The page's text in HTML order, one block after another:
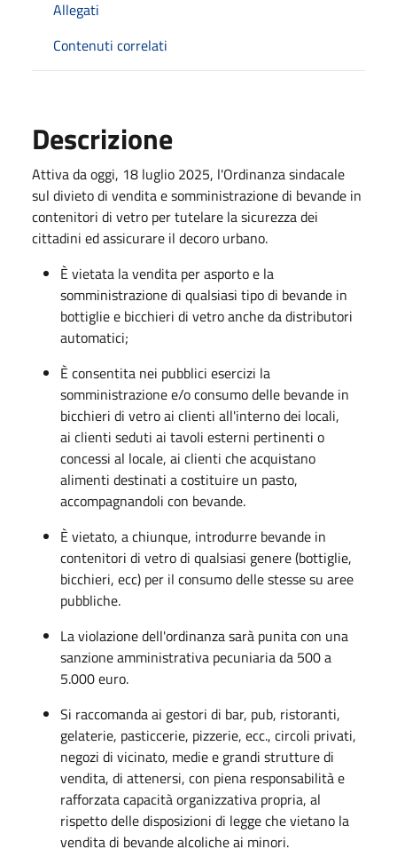
Allegati
Contenuti correlati
Descrizione
Attiva da oggi, 18 luglio 2025, l'Ordinanza sindacale
sul divieto di vendita e somministrazione di bevande in
contenitori di vetro per tutelare la sicurezza dei
cittadini ed assicurare il decoro urbano.
È vietata la vendita per asporto e la
somministrazione di qualsiasi tipo di bevande in
bottiglie e bicchieri di vetro anche da distributori
automatici;
È consentita nei pubblici esercizi la
somministrazione e/o consumo delle bevande in
bicchieri di vetro ai clienti all'interno dei locali,
ai clienti seduti ai tavoli esterni pertinenti o
concessi al locale, ai clienti che acquistano
alimenti destinati a costituire un pasto,
accompagnandoli con bevande.
È vietato, a chiunque, introdurre bevande in
contenitori di vetro di qualsiasi genere (bottiglie,
bicchieri, ecc) per il consumo delle stesse su aree
pubbliche.
La violazione dell'ordinanza sarà punita con una
sanzione amministrativa pecuniaria da 500 a
5.000 euro.
Si raccomanda ai gestori di bar, pub, ristoranti,
gelaterie, pasticcerie, pizzerie, ecc., circoli privati,
negozi di vicinato, medie e grandi strutture di
vendita, di attenersi, con piena responsabilità e
rafforzata capacità organizzativa propria, al
rispetto delle disposizioni di legge che vietano la
vendita di bevande alcoliche ai minori.